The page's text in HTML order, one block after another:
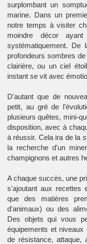
surplombant un
marine. Dans un
notre temps à visiter
moindre décor
systématiquement.
profondeurs sombres
clairière, ou un ciel
instant se vit avec
D'autant que de
petit, au gré de
plusieurs quêtes, mini-
disposition, avec à
à réussir. Cela ira de la
la recherche d'un
champignons et autres
A chaque succès, une
s'ajoutant aux recettes
que des matières
d'animaux) ou des
Des objets qui vous
équipements et
de résistance, attaque,